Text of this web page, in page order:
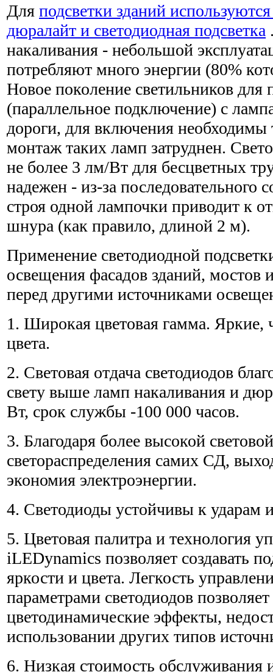
Для подсветки зданий
дюралайт и светодиодная подсветка
накаливания - небольшой
потребляют много энергии (80%
Новое поколение светильников для
(параллельное подключение) с
дороги, для включения
монтаж таких ламп затруднен.
не более 3 лм/Вт для бесцветных
надежен - из-за последовательного
строя одной лампочки приводит к
шнура (как правило, длиной 2 м).
Применение светодиодной
освещения фасадов зданий, мостов
перед другими источниками
1. Широкая цветовая гамма. Яркие,
цвета.
2. Световая отдача светодиодов
свету выше ламп накаливания и
Вт, срок службы -100 000 часов.
3. Благодаря более высокой
светораспределения самих СД,
экономия электроэнергии.
4. Светодиоды устойчивы к ударам
5. Цветовая палитра и технология
iLEDynamics позволяет создавать
яркости и цвета. Легкость
параметрами светодиодов
цветодинамические эффекты,
использовании других типов
6. Низкая стоимость обслуживания